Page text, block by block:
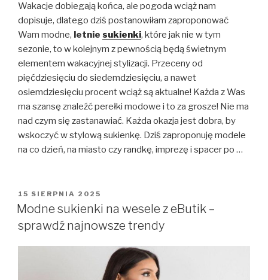
Wakacje dobiegają końca, ale pogoda wciąż nam
dopisuje, dlatego dziś postanowiłam zaproponować
Wam modne, letnie sukienki, które jak nie w tym
sezonie, to w kolejnym z pewnością będą świetnym
elementem wakacyjnej stylizacji. Przeceny od
pięćdziesięciu do siedemdziesięciu, a nawet
osiemdziesięciu procent wciąż są aktualne! Każda z Was
ma szansę znaleźć perełki modowe i to za grosze! Nie ma
nad czym się zastanawiać. Każda okazja jest dobra, by
wskoczyć w stylową sukienkę. Dziś zaproponuję modele
na co dzień, na miasto czy randkę, imprezę i spacer po …
OPUBLIKOWANE
W
15 SIERPNIA 2025
Modne sukienki na wesele z eButik –
sprawdź najnowsze trendy